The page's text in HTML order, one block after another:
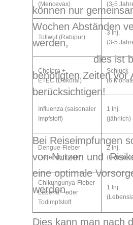
können nur
Wochen Abständen
werden,
dies ist bei
benötigten Zeiten vor
berücksichtigen!
Bei Reiseimpfungen
von Nutzen und
eine optimale
werden.
Dies kann man nach
(Mencevax)
(3-5
Tollwut (Rabipur)
3 Inj.
(3-5
Cholera +
ETEC (Dukoral)
Schluck
(6
Influenza (saisonaler
Impfstoff)
1 Inj.
(jährlich)
Dengue-Fieber
Lebendimfstoff*
2 Inj.
Chikungunya-Fieber
Lebend*- oder
Todimpfstoff
1 Inj.